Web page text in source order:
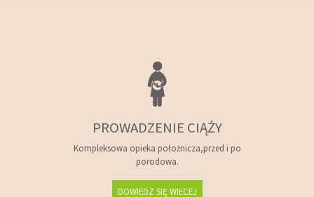
PROWADZENIE CIĄŻY
Kompleksowa opieka położnicza,przed i po
porodowa.
DOWIEDZ SIĘ WIECEJ